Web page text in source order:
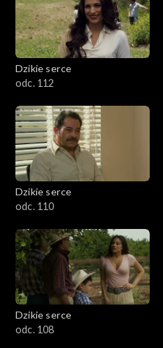
Dzikie serce
odc. 112
Dzikie serce
odc. 110
Dzikie serce
odc. 108